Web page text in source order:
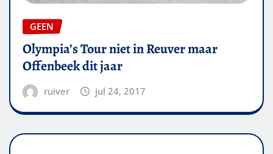
GEEN
Olympia’s Tour niet in Reuver maar
Offenbeek dit jaar
ruiver jul 24, 2017